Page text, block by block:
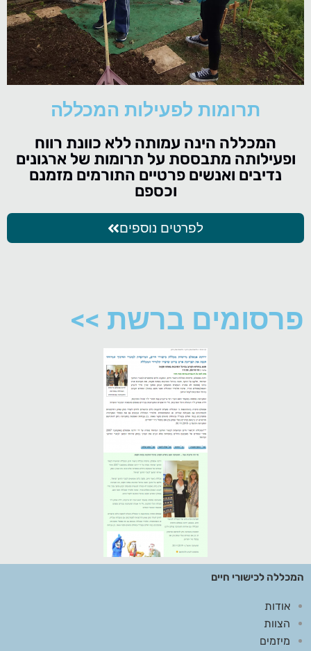
תרומות לפעילות המכללה
המכללה הינה עמותה ללא כוונת רווח
ופעילותה מתבססת על תרומות של ארגונים
נדיבים ואנשים פרטיים התורמים מזמנם
וכספם
לפרטים נוספים
פרסומים ברשת >>
המכללה לכישורי חיים
אודות
הצוות
מיזמים